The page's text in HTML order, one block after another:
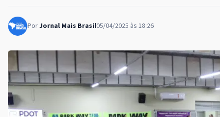
PorJornal Mais Brasil05/04/2025 às 18:26